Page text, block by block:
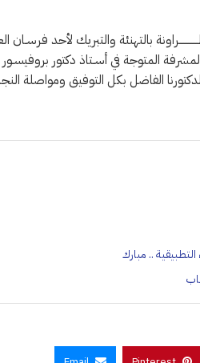
بالتهنئة والتبريك لأحد
المتوجة في أسـتاذ دكتور
الفاضل بكل التوفيق ومواصلة النجاح
.. مبارك